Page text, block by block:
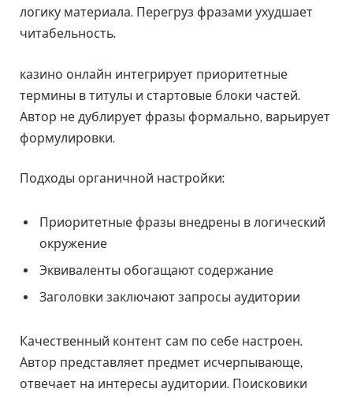
логику материала. Перегруз фразами ухудшает
читабельность.
казино онлайн интегрирует приоритетные
термины в титулы и стартовые блоки частей.
Автор не дублирует фразы формально, варьирует
формулировки.
Подходы органичной настройки:
Приоритетные фразы внедрены в логический
окружение
Эквиваленты обогащают содержание
Заголовки заключают запросы аудитории
Качественный контент сам по себе настроен.
Автор представляет предмет исчерпывающе,
отвечает на интересы аудитории. Поисковики